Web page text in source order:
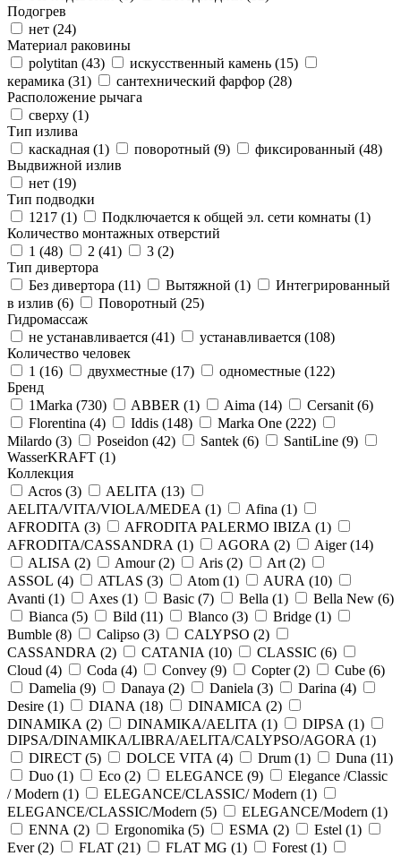
Подогрев
нет (24)
Материал раковины
polytitan (43) искусственный камень (15)
керамика (31) сантехнический фарфор (28)
Расположение рычага
сверху (1)
Тип излива
каскадная (1) поворотный (9) фиксированный (48)
Выдвижной излив
нет (19)
Тип подводки
1217 (1) Подключается к общей эл. сети комнаты (1)
Количество монтажных отверстий
1 (48) 2 (41) 3 (2)
Тип дивертора
Без дивертора (11) Вытяжной (1)
Интегрированный
в излив (6) Поворотный (25)
Гидромассаж
не устанавливается (41) устанавливается (108)
Количество человек
1 (16) двухместные (17) одноместные (122)
Бренд
1Marka (730) ABBER (1) Aima (14) Cersanit (6)
Florentina (4) Iddis (148) Marka One (222)
Milardo (3) Poseidon (42) Santek (6) SantiLine (9)
WasserKRAFT (1)
Коллекция
Acros (3) AELITA (13)
AELITA/VITA/VIOLA/MEDEA (1) Afina (1)
AFRODITA (3) AFRODITA PALERMO IBIZA (1)
AFRODITA/CASSANDRA (1) AGORA (2) Aiger (14)
ALISA (2) Amour (2) Aris (2) Art (2)
ASSOL (4) ATLAS (3) Atom (1) AURA (10)
Avanti (1) Axes (1) Basic (7) Bella (1) Bella New (6)
Bianca (5) Bild (11) Blanco (3) Bridge (1)
Bumble (8) Calipso (3) CALYPSO (2)
CASSANDRA (2) CATANIA (10) CLASSIC (6)
Cloud (4) Coda (4) Convey (9) Copter (2) Cube (6)
Damelia (9) Danaya (2) Daniela (3) Darina (4)
Desire (1) DIANA (18) DINAMICA (2)
DINAMIKA (2) DINAMIKA/AELITA (1) DIPSA (1)
DIPSA/DINAMIKA/LIBRA/AELITA/CALYPSO/AGORA (1)
DIRECT (5) DOLCE VITA (4) Drum (1) Duna (11)
Duo (1) Eco (2) ELEGANCE (9)
Elegance /Classic
/ Modern (1) ELEGANCE/CLASSIC/ Modern (1)
ELEGANCE/CLASSIC/Modern (5) ELEGANCE/Modern (1)
ENNA (2) Ergonomika (5) ESMA (2) Estel (1)
Ever (2) FLAT (21) FLAT MG (1) Forest (1)